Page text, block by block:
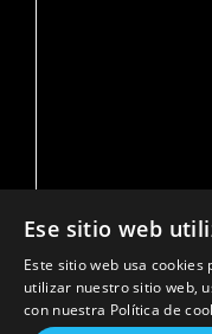
© 2023 - 2024 •
por
Ese sitio web
Este sitio web usa
utilizar nuestro sitio web,
con nuestra Política de